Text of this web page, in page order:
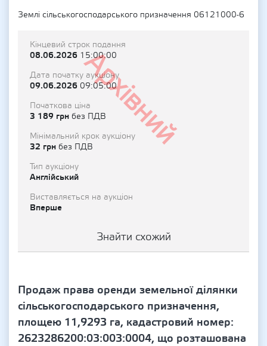
Землі сільськогосподарського призначення 06121000-6
Архівний
Кінцевий строк подання
08.06.2026 15:00:00
Дата початку аукціону
09.06.2026 09:05:00
Початкова ціна
3 189 грн без ПДВ
Мінімальний крок аукціону
32 грн без ПДВ
Тип аукціону
Англійський
Виставляється на аукціон
Вперше
Знайти схожий
Продаж права оренди земельної ділянки
сільськогосподарського призначення,
площею 11,9293 га, кадастровий номер:
2623286200:03:003:0004, що розташована